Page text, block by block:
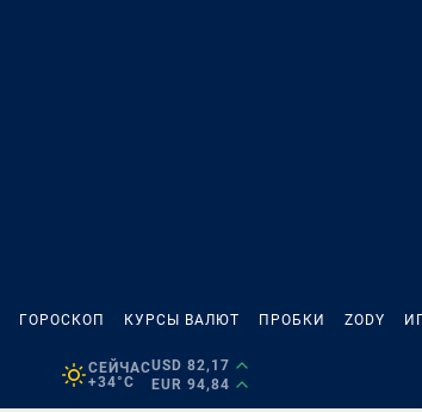
ГОРОСКОП КУРСЫ ВАЛЮТ ПРОБКИ ZODY
СЕЙЧАС
+34°C
USD 82,17
EUR 94,84